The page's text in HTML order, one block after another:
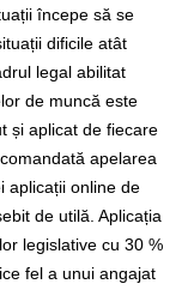
începe să se
dificile atât
legal abilitat
de muncă este
și aplicat de fiecare
apelarea
aplicații online de
de utilă. Aplicația
legislative cu 30 %
fel a unui angajat